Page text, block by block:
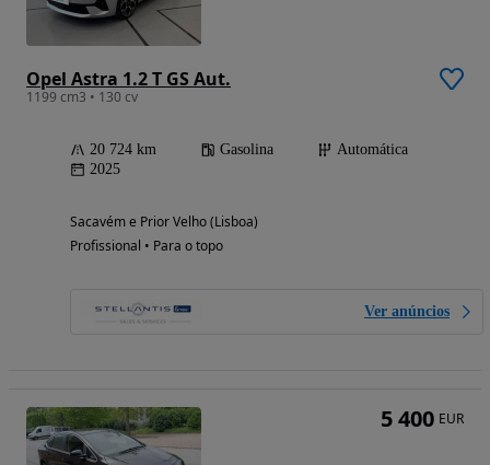
Opel Astra 1.2 T GS Aut.
1199 cm3 • 130 cv
20 724 km Gasolina
Automática
2025
Sacavém e Prior Velho (Lisboa)
Profissional • Para o topo
Ver anúncios
5 400 EUR